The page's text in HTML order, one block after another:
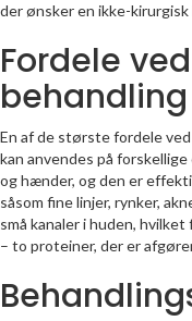
der ønsker en ikke-
Fordele
behandling
En af de største fordele
kan anvendes på
og hænder, og den er
såsom fine linjer, rynker,
små kanaler i huden,
– to proteiner, der er